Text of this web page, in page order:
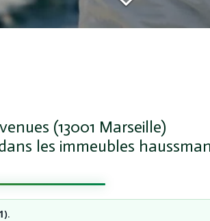
(13001 Marseille)
les immeubles
.